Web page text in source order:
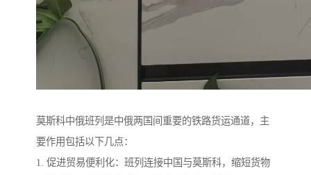
莫斯科中俄班列是中俄两国间重要的铁路货运通道，主
要作用包括以下几点：
1. 促进贸易便利化：班列连接中国与莫斯科，缩短货物